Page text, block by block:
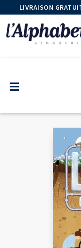
LIVRAISON